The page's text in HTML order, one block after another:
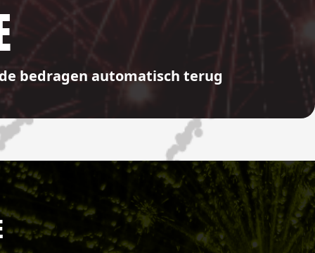
bedragen automatisch terug